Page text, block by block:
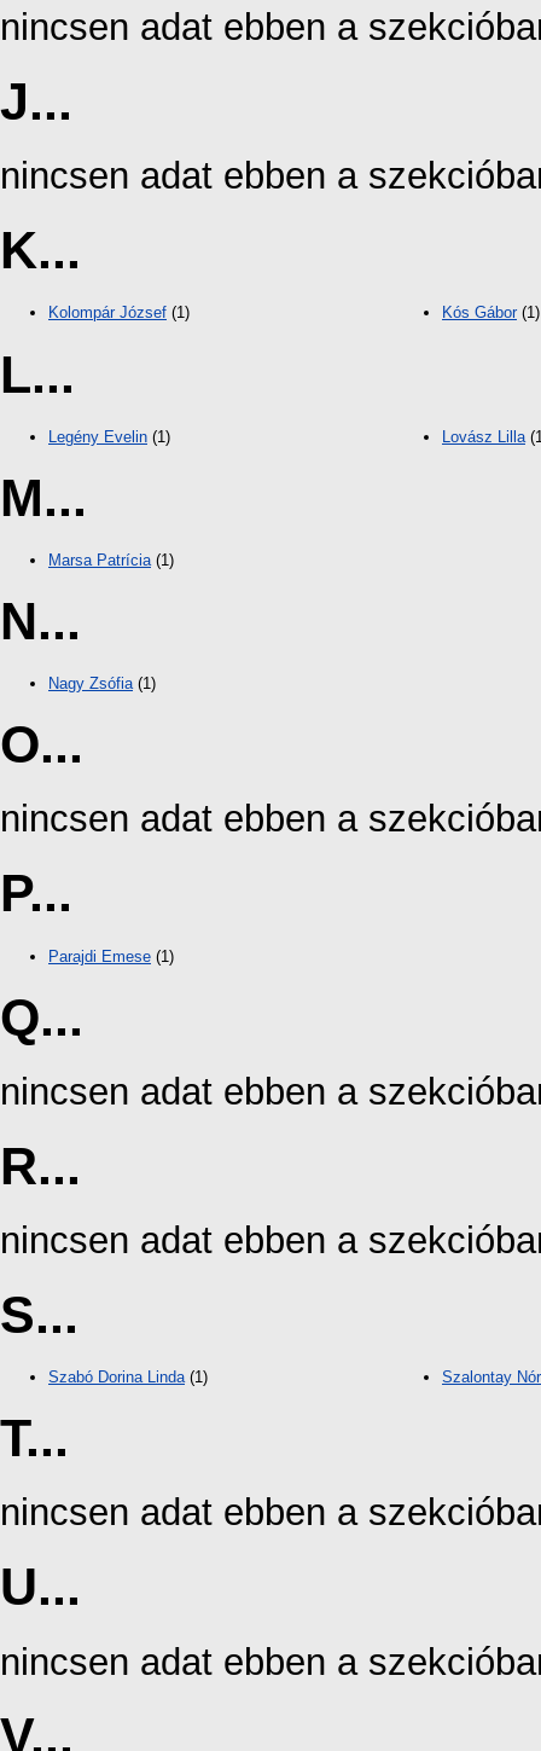
nincsen adat ebben a
J...
nincsen adat ebben a
K...
Kolompár József (1) Kós Gábor(1)
L...
Legény Evelin (1) Lovász Lilla
M...
Marsa Patrícia (1)
N...
Nagy Zsófia(1)
O...
nincsen adat ebben a
P...
Parajdi Emese (1)
Q...
nincsen adat ebben a
R...
nincsen adat ebben a
S...
Szabó Dorina Linda(1) Szalontay
T...
nincsen adat ebben a
U...
nincsen adat ebben a
V...